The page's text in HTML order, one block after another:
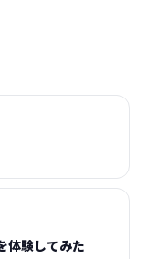
験してみた